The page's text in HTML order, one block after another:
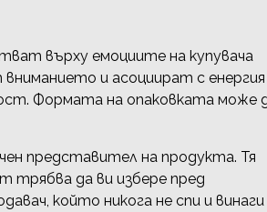
върху емоциите на купувача
и асоциират с енергия
Формата на опаковката може
представител на продукта. Тя
трябва да ви избере пред
който никога не спи и винаги